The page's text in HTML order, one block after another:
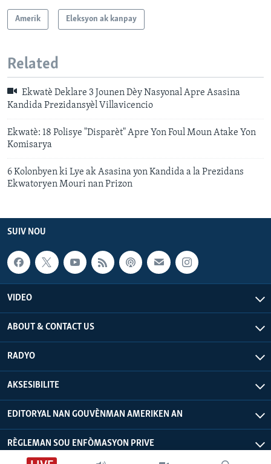
Amerik Eleksyon ak kanpay
Related
Ekwatè Deklare 3 Jounen Dèy Nasyonal Apre Asasina
Kandida Prezidansyèl Villavicencio
Ekwatè: 18 Polisye "Disparèt" Apre Yon Foul Moun Atake Yon
Komisarya
6 Kolonbyen ki Lye ak Asasina yon Kandida a la Prezidans
Ekwatoryen Mouri nan Prizon
SUIV NOU
VIDEO
ABOUT & CONTACT US
RADYO
AKSESIBILITE
EDITORYAL NAN GOUVÈNMAN AMERIKEN AN
RÈGLEMAN SOU ENFÒMASYON PRIVE